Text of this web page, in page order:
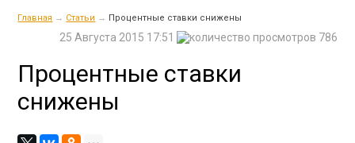
Главная → Статьи → Процентные ставки снижены
786
25 Августа 2015 17:51
Процентные ставки
снижены